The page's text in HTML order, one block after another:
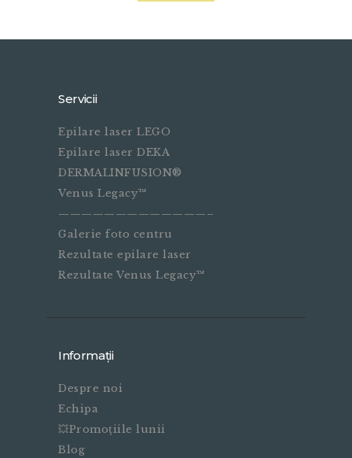
Servicii
Epilare laser LEGO
Epilare laser DEKA
DERMALINFUSION®
Venus Legacy™
—————————————–
Galerie foto centru
Rezultate epilare laser
Rezultate Venus Legacy™
Informații
Despre noi
Echipa
💥Promoțiile lunii
Blog